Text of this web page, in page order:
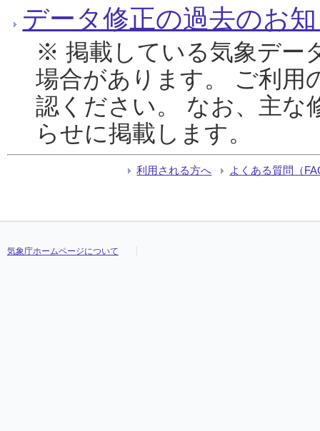
データ修正の過去のお
※ 掲載している気象デー
場合があります。 ご利用
認ください。 なお、主な
らせに掲載します。
利用される方へ よくある質問（
気象庁ホームページについて